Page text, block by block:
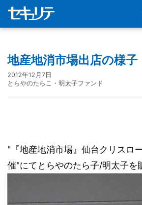
地産地消市場出店の様子
2012年12月7日
とらやのたらこ・明太子ファンド
"『地産地消市場』仙台クリスロ
催"にてとらやのたら子/明太子を